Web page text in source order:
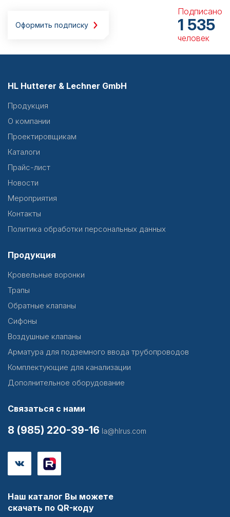
Оформить подписку
Подписано
1 535
человек
HL Hutterer & Lechner GmbH
Продукция
О компании
Проектировщикам
Каталоги
Прайс-лист
Новости
Мероприятия
Контакты
Политика обработки персональных данных
Продукция
Кровельные воронки
Трапы
Обратные клапаны
Сифоны
Воздушные клапаны
Арматура для подземного ввода трубопроводов
Комплектующие для канализации
Дополнительное оборудование
Связаться с нами
8 (985) 220-39-16 la@hlrus.com
Наш каталог Вы можете
скачать по QR-коду